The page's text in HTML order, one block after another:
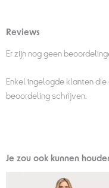
Reviews
Er zijn nog geen
Enkel ingelogde klanten
beoordeling schrijven.
Je zou ook kunnen